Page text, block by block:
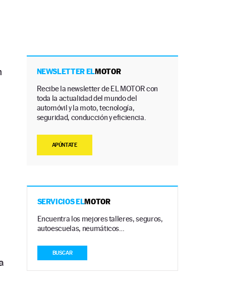
NEWSLETTER ELMOTOR
Recibe la newsletter de EL MOTOR con
toda la actualidad del mundo del
automóvil y la moto, tecnología,
seguridad, conducción y eficiencia.
APÚNTATE
SERVICIOS ELMOTOR
Encuentra los mejores talleres, seguros,
autoescuelas, neumáticos…
BUSCAR